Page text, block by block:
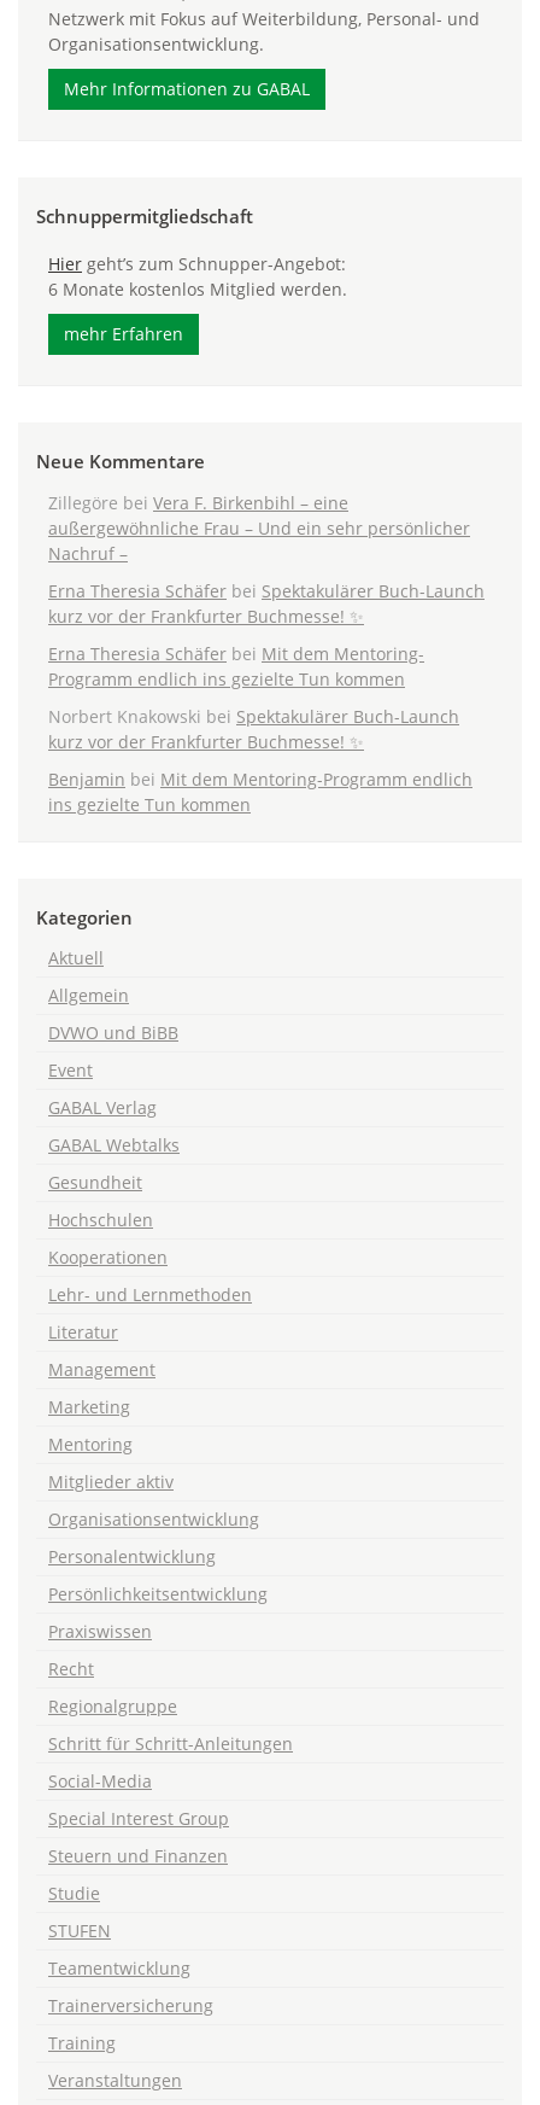
Netzwerk mit Fokus auf Weiterbildung, Personal- und
Organisationsentwicklung.
Mehr Informationen zu GABAL
Schnuppermitgliedschaft
Hier geht’s zum Schnupper-Angebot:
6 Monate kostenlos Mitglied werden.
mehr Erfahren
Neue Kommentare
Zillegöre bei Vera F. Birkenbihl – eine
außergewöhnliche Frau – Und ein sehr persönlicher
Nachruf –
Erna Theresia Schäfer bei Spektakulärer Buch-Launch
kurz vor der Frankfurter Buchmesse! ✨
Erna Theresia Schäfer bei Mit dem Mentoring-
Programm endlich ins gezielte Tun kommen
Norbert Knakowski bei Spektakulärer Buch-Launch
kurz vor der Frankfurter Buchmesse! ✨
Benjamin bei Mit dem Mentoring-Programm endlich
ins gezielte Tun kommen
Kategorien
Aktuell
Allgemein
DVWO und BiBB
Event
GABAL Verlag
GABAL Webtalks
Gesundheit
Hochschulen
Kooperationen
Lehr- und Lernmethoden
Literatur
Management
Marketing
Mentoring
Mitglieder aktiv
Organisationsentwicklung
Personalentwicklung
Persönlichkeitsentwicklung
Praxiswissen
Recht
Regionalgruppe
Schritt für Schritt-Anleitungen
Social-Media
Special Interest Group
Steuern und Finanzen
Studie
STUFEN
Teamentwicklung
Trainerversicherung
Training
Veranstaltungen